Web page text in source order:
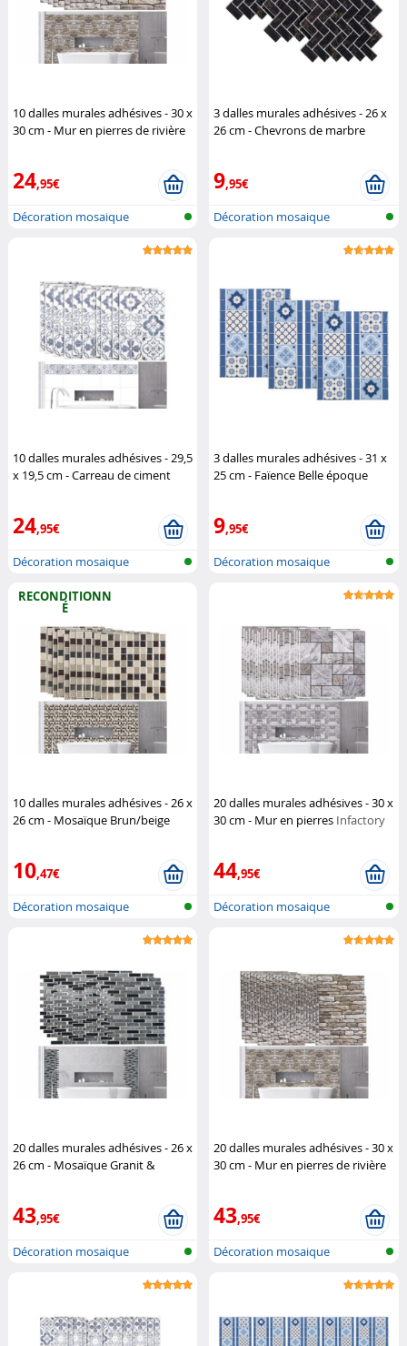
10 dalles murales adhésives - 30 x
30 cm - Mur en pierres de rivière
24,95€
Décoration mosaique
3 dalles murales adhésives - 26 x
26 cm - Chevrons de marbre
9,95€
Décoration mosaique
10 dalles murales adhésives - 29,5
x 19,5 cm - Carreau de ciment
24,95€
Décoration mosaique
3 dalles murales adhésives - 31 x
25 cm - Faïence Belle époque
9,95€
Décoration mosaique
RECONDITIONN
É
10 dalles murales adhésives - 26 x
26 cm - Mosaïque Brun/beige
10,47€
Décoration mosaique
20 dalles murales adhésives - 30 x
30 cm - Mur en pierres Infactory
44,95€
Décoration mosaique
20 dalles murales adhésives - 26 x
26 cm - Mosaïque Granit &
43,95€
Décoration mosaique
20 dalles murales adhésives - 30 x
30 cm - Mur en pierres de rivière
43,95€
Décoration mosaique